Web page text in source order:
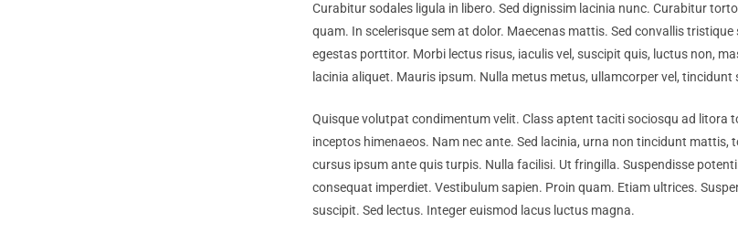
Curabitur sodales ligula in libero. Sed dignissim lacinia nunc. Curabitur
quam. In scelerisque sem at dolor. Maecenas mattis. Sed convallis
egestas porttitor. Morbi lectus risus, iaculis vel, suscipit quis, luctus non,
lacinia aliquet. Mauris ipsum. Nulla metus metus, ullamcorper vel, tincidunt
Quisque volutpat condimentum velit. Class aptent taciti sociosqu ad litora
inceptos himenaeos. Nam nec ante. Sed lacinia, urna non tincidunt mattis,
cursus ipsum ante quis turpis. Nulla facilisi. Ut fringilla. Suspendisse
consequat imperdiet. Vestibulum sapien. Proin quam. Etiam ultrices.
suscipit. Sed lectus. Integer euismod lacus luctus magna.